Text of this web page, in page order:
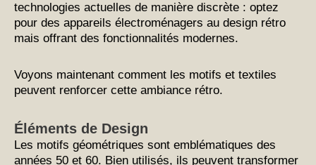
technologies actuelles de manière discrète : optez
pour des appareils électroménagers au design rétro
mais offrant des fonctionnalités modernes.
Voyons maintenant comment les motifs et textiles
peuvent renforcer cette ambiance rétro.
Éléments de Design
Les motifs géométriques sont emblématiques des
années 50 et 60. Bien utilisés, ils peuvent transformer